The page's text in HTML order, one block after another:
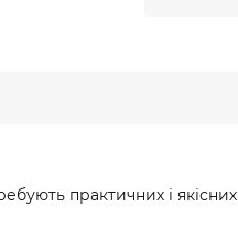
практичних і якісних